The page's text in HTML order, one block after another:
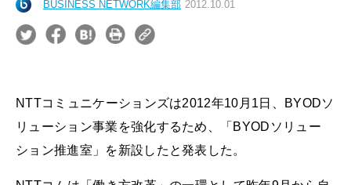
BUSINESS NETWORK編集部 2012.10.01
NTTコミュニケーションズは2012年10月1日、BYODソ
リューション事業を強化するため、「BYODソリュー
ション推進室」を新設したと発表した。